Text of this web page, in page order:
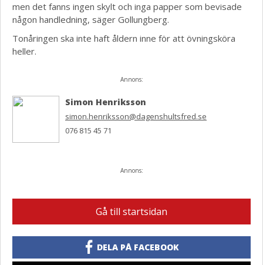
men det fanns ingen skylt och inga papper som bevisade
någon handledning, säger Gollungberg.
Tonåringen ska inte haft åldern inne för att övningsköra
heller.
Annons:
Simon Henriksson
simon.henriksson@dagenshultsfred.se
076 815 45 71
Annons:
Gå till startsidan
DELA PÅ FACEBOOK